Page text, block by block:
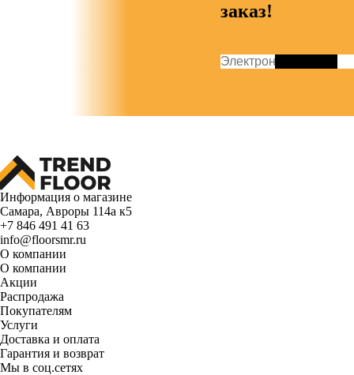
заказ!
Информация о магазине
Самара, Авроры 114а к5
+7 846 491 41 63
info@floorsmr.ru
О компании
О компании
Акции
Распродажа
Покупателям
Услуги
Доставка и оплата
Гарантия и возврат
Мы в соц.сетях